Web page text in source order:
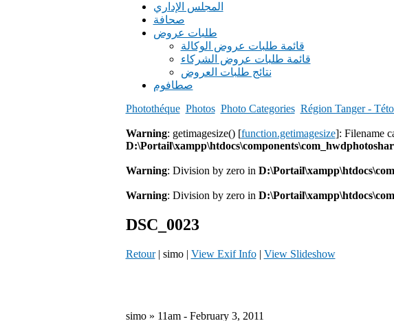
المجلس الإداري
صحافة
طلبات عروض
قائمة طلبات عروض الوكالة
قائمة طلبات عروض الشركاء
نتائج طلبات العروض
صطافوم
Photothéque Photos Photo Categories Région Tanger -
Warning: getimagesize() [function.getimagesize]: Filename
Warning: Division by zero in
Warning: Division by zero in
DSC_0023
Retour| simo | View Exif Info| View Slideshow
simo » 11am - February 3, 2011